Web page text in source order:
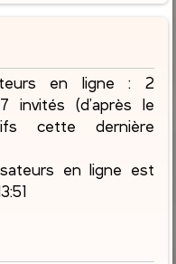
en ligne : 2
invités (d’après le
cette dernière
en ligne est